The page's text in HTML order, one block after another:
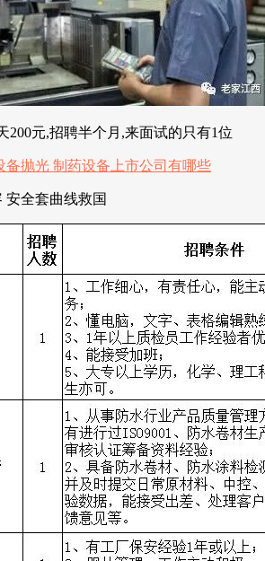
200元,招聘半个月,来面试的只有1位
安全套曲线救国